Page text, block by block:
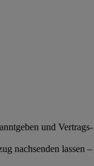
und
nachsenden lassen